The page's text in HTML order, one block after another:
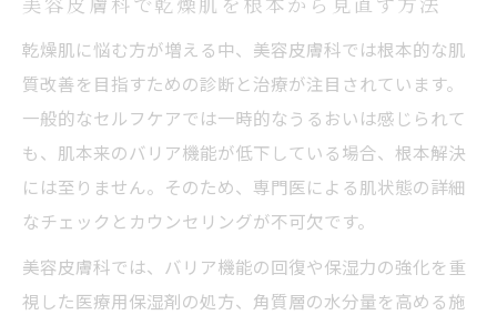
美容皮膚科で受けられる顔の乾燥肌改善法
乾燥肌の顔の症状に合わせた美容皮膚科治
療
美容皮膚科で人気の顔乾燥肌向け施術の特
徴
顔の乾燥が続く方へ美容皮膚科のおすすめ
施術
セルフケアで治らない乾燥肌の突破口とは
美容皮膚科で乾燥肌を根本から見直す方法
乾燥肌に悩む方が増える中、美容皮膚科では根本的な肌
質改善を目指すための診断と治療が注目されています。
一般的なセルフケアでは一時的なうるおいは感じられて
も、肌本来のバリア機能が低下している場合、根本解決
には至りません。そのため、専門医による肌状態の詳細
なチェックとカウンセリングが不可欠です。
美容皮膚科では、バリア機能の回復や保湿力の強化を重
視した医療用保湿剤の処方、角質層の水分量を高める施